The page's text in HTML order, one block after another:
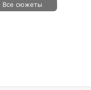
Все сюжеты